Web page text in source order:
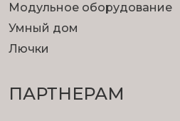
Модульное оборудование
Умный дом
Лючки
ПАРТНЕРАМ